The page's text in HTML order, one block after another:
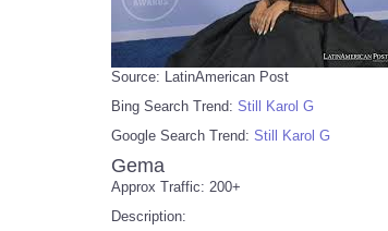
Source: LatinAmerican Post
Bing Search Trend: Still Karol G
Google Search Trend: Still Karol G
Gema
Approx Traffic: 200+
Description: